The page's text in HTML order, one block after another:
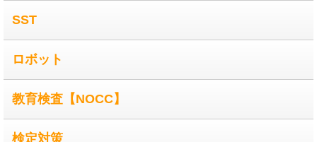
SST
ロボット
教育検査【NOCC】
検定対策